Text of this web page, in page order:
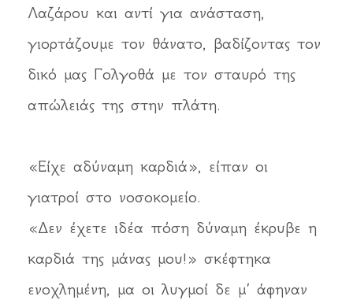
Λαζάρου και αντί για ανάσταση,
γιορτάζουμε τον θάνατο, βαδίζοντας τον
δικό μας Γολγοθά με τον σταυρό της
απώλειάς της στην πλάτη.
«Είχε αδύναμη καρδιά», είπαν οι
γιατροί στο νοσοκομείο.
«Δεν έχετε ιδέα πόση δύναμη έκρυβε η
καρδιά της μάνας μου!» σκέφτηκα
ενοχλημένη, μα οι λυγμοί δε μ’ άφηναν